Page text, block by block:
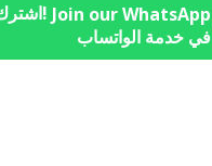
في خدمة الواتساب